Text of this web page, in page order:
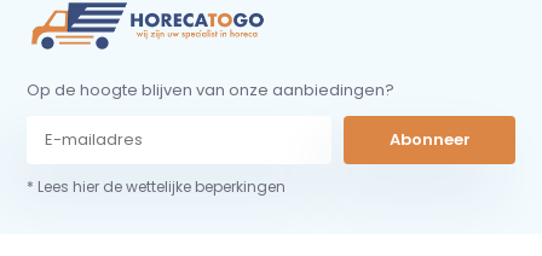
Op de hoogte blijven van onze aanbiedingen?
Abonneer
* Lees hier de wettelijke beperkingen